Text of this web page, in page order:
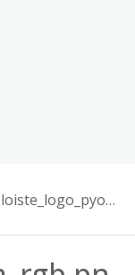
loiste_logo_pyorea_rgb.png